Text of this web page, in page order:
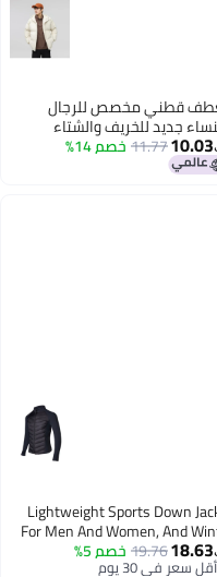
قطني مخصص للرجال
جديد للخريف والشتاء
الكوري عصري فضفاض
معطف قطني كاجوال
10.03
11.77خصم 14%
Lightweight Sports Down
For Men And Women, And Winter
Outerwear, Running
Jacket, Cold-proof And
18.63
19.76خصم 5%
أقل سعر في 30 يوم